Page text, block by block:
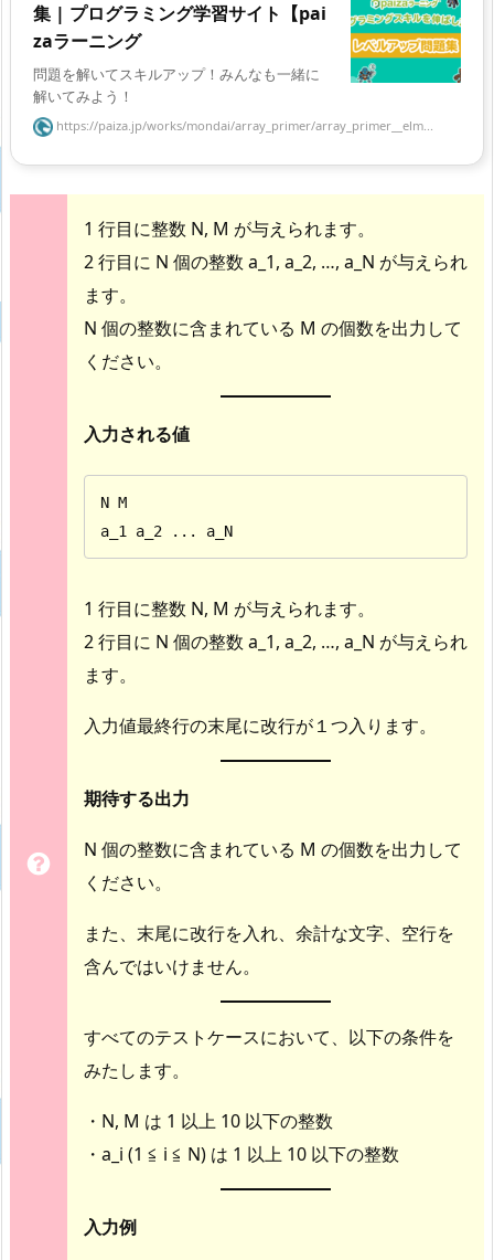
集 | プログラミング学習サイト【pai
zaラーニング
問題を解いてスキルアップ！みんなも一緒に
解いてみよう！
https://paiza.jp/works/mondai/array_primer/array_primer__elm...
1 行目に整数 N, M が与えられます。
2 行目に N 個の整数 a_1, a_2, …, a_N が与えられ
ます。
N 個の整数に含まれている M の個数を出力して
ください。
入力される値
N M
a_1 a_2 ... a_N
1 行目に整数 N, M が与えられます。
2 行目に N 個の整数 a_1, a_2, …, a_N が与えられ
ます。
入力値最終行の末尾に改行が１つ入ります。
期待する出力
N 個の整数に含まれている M の個数を出力して
ください。
また、末尾に改行を入れ、余計な文字、空行を
含んではいけません。
すべてのテストケースにおいて、以下の条件を
みたします。
・N, M は 1 以上 10 以下の整数
・a_i (1 ≦ i ≦ N) は 1 以上 10 以下の整数
入力例